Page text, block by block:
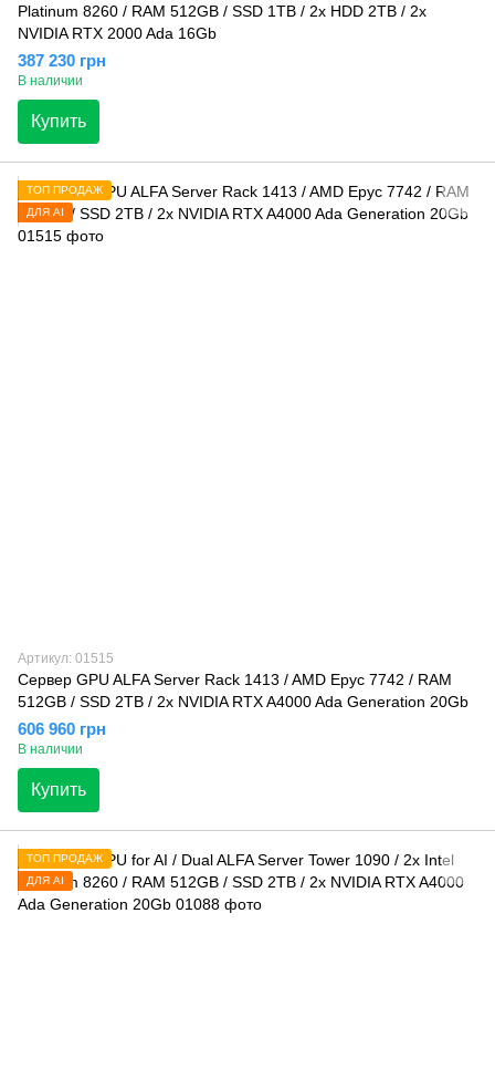
Platinum 8260 / RAM 512GB / SSD 1TB / 2x HDD 2TB / 2x
NVIDIA RTX 2000 Ada 16Gb
387 230 грн
В наличии
Купить
ТОП ПРОДАЖ
ДЛЯ AI
Артикул: 01515
Сервер GPU ALFA Server Rack 1413 / AMD Epyc 7742 / RAM
512GB / SSD 2TB / 2x NVIDIA RTX A4000 Ada Generation 20Gb
606 960 грн
В наличии
Купить
ТОП ПРОДАЖ
ДЛЯ AI